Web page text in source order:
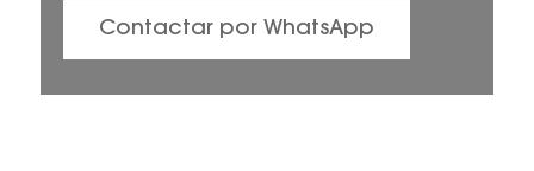
Contactar por WhatsApp